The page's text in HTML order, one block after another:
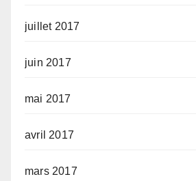
juillet 2017
juin 2017
mai 2017
avril 2017
mars 2017